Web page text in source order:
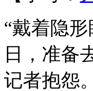
“戴着隐
日，准备
记者抱怨